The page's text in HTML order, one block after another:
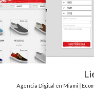
Agencia Digital en Miami |